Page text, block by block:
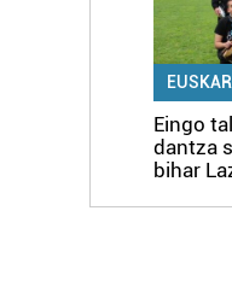
Eingo
dantza
bihar